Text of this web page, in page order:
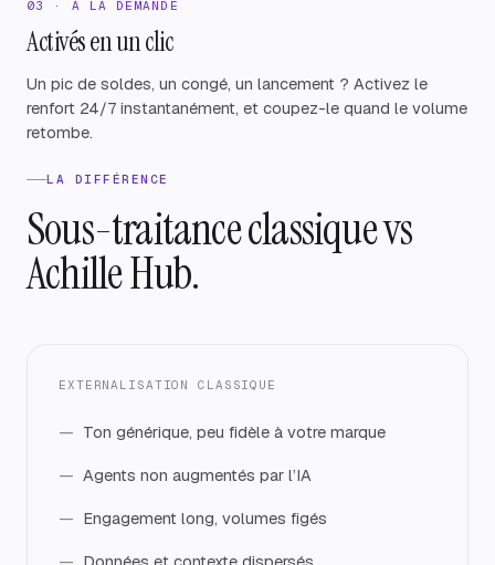
03 · À LA DEMANDE
Activés en un clic
Un pic de soldes, un congé, un lancement ? Activez le
renfort 24/7 instantanément, et coupez-le quand le volume
retombe.
LA DIFFÉRENCE
Sous-traitance classique vs
Achille Hub.
EXTERNALISATION CLASSIQUE
Ton générique, peu fidèle à votre marque
Agents non augmentés par l’IA
Engagement long, volumes figés